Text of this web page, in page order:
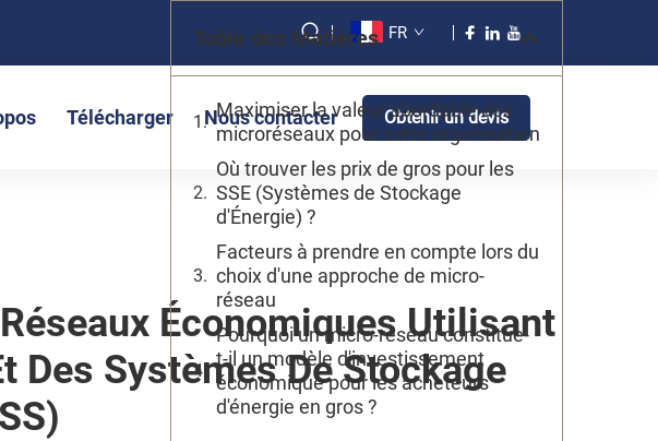
FR
Télécharger Nous contacter Obtenir un devis
Économiques Utilisant
Des Systèmes De Stockage
Table des Matières
Maximiser la valeur abordable des
microréseaux pour votre organisation
Où trouver les prix de gros pour les
SSE (Systèmes de Stockage
d'Énergie) ?
Facteurs à prendre en compte lors du
choix d'une approche de micro-
réseau
Pourquoi un micro-réseau constitue-
t-il un modèle d'investissement
économique pour les acheteurs
d'énergie en gros ?